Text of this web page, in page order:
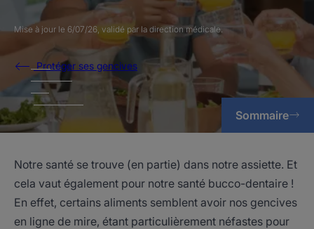
Mise à jour le 6/07/26, validé par la direction médicale.
Protéger ses gencives
Sommaire
Notre santé se trouve (en partie) dans notre assiette. Et
cela vaut également pour notre santé bucco-dentaire !
En effet, certains aliments semblent avoir nos gencives
en ligne de mire, étant particulièrement néfastes pour